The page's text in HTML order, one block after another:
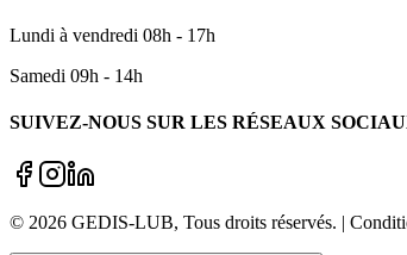
Lundi à vendredi 08h - 17h
Samedi 09h - 14h
SUIVEZ-NOUS SUR LES RÉSEAUX
© 2026 GEDIS-LUB, Tous droits réservés. |